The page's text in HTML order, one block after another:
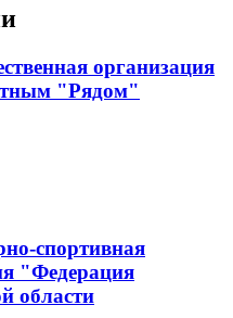
организация
"Рядом"
спортивная
"Федерация
области